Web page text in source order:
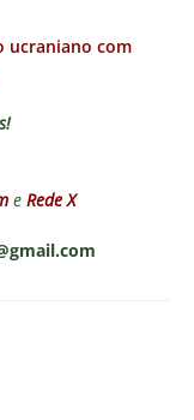
ucraniano com
e Rede X